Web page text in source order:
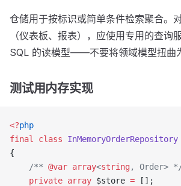
仓储用于按标识或简单条件检索聚合。
（仪表板、报表），应使用专用的查询
SQL 的读模型——不要将领域模型扭曲
测试用内存实现
<?php
final
class InMemoryOrderRepository
{
    /**
@var array<string, Order>
    private
array $store = [];